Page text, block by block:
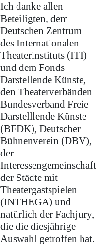
Ich danke allen
Beteiligten, dem
Deutschen Zentrum
des Internationalen
Theaterinstituts (ITI)
und dem Fonds
Darstellende Künste,
den Theaterverbänden
Bundesverband Freie
Darstelllende Künste
(BFDK), Deutscher
Bühnenverein (DBV),
der
Interessengemeinschaft
der Städte mit
Theatergastspielen
(INTHEGA) und
natürlich der Fachjury,
die die diesjährige
Auswahl getroffen hat.